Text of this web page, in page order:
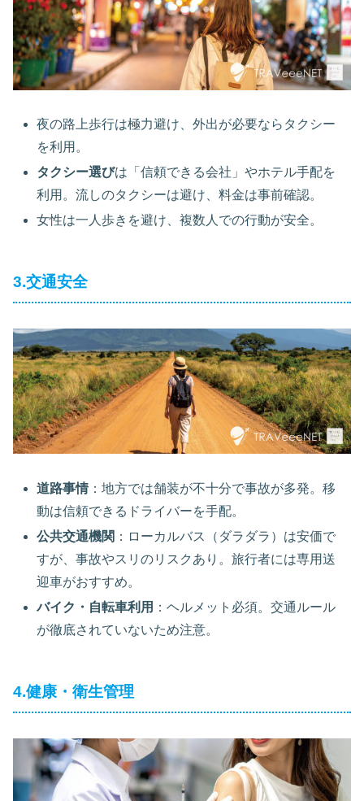
夜の路上歩行は極力避け、外出が必要ならタクシー
を利用。
タクシー選びは「信頼できる会社」やホテル手配を
利用。流しのタクシーは避け、料金は事前確認。
女性は一人歩きを避け、複数人での行動が安全。
3.交通安全
道路事情：地方では舗装が不十分で事故が多発。移
動は信頼できるドライバーを手配。
公共交通機関 ：ローカルバス（ダラダラ）は安価で
すが、事故やスリのリスクあり。旅行者には専用送
迎車がおすすめ。
バイク・自転車利用 ：ヘルメット必須。交通ルール
が徹底されていないため注意。
4.健康・衛生管理